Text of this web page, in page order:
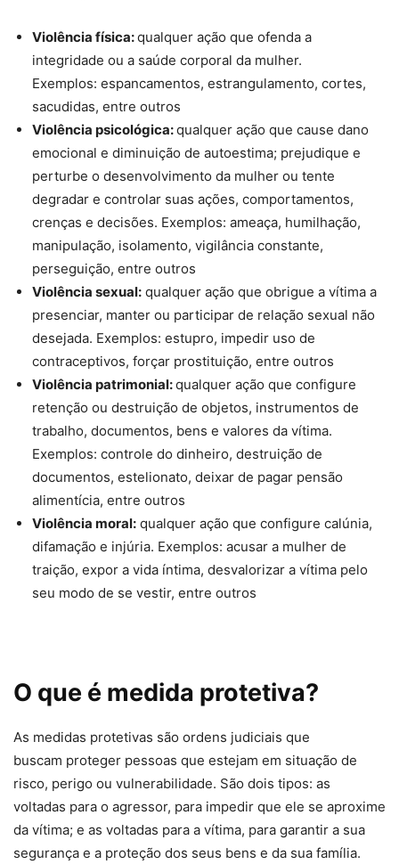
Violência física:qualquer ação que ofenda a
integridade ou a saúde corporal da mulher.
Exemplos: espancamentos, estrangulamento, cortes,
sacudidas, entre outros
Violência psicológica:qualquer ação que cause dano
emocional e diminuição de autoestima; prejudique e
perturbe o desenvolvimento da mulher ou tente
degradar e controlar suas ações, comportamentos,
crenças e decisões. Exemplos: ameaça, humilhação,
manipulação, isolamento, vigilância constante,
perseguição, entre outros
Violência sexual: qualquer ação que obrigue a vítima a
presenciar, manter ou participar de relação sexual não
desejada. Exemplos: estupro, impedir uso de
contraceptivos, forçar prostituição, entre outros
Violência patrimonial:qualquer ação que configure
retenção ou destruição de objetos, instrumentos de
trabalho, documentos, bens e valores da vítima.
Exemplos: controle do dinheiro, destruição de
documentos, estelionato, deixar de pagar pensão
alimentícia, entre outros
Violência moral: qualquer ação que configure calúnia,
difamação e injúria. Exemplos: acusar a mulher de
traição, expor a vida íntima, desvalorizar a vítima pelo
seu modo de se vestir, entre outros
O que é medida protetiva?
As medidas protetivas são ordens judiciais que
buscam proteger pessoas que estejam em situação de
risco, perigo ou vulnerabilidade. São dois tipos: as
voltadas para o agressor, para impedir que ele se aproxime
da vítima; e as voltadas para a vítima, para garantir a sua
segurança e a proteção dos seus bens e da sua família.